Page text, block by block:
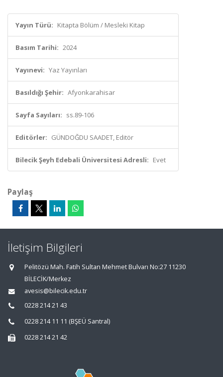
Yayın Türü: Kitapta Bölüm / Mesleki Kitap
Basım Tarihi: 2024
Yayınevi: Yaz Yayınları
Basıldığı Şehir: Afyonkarahisar
Sayfa Sayıları: ss.89-106
Editörler: GÜNDOĞDU SAADET, Editör
Bilecik Şeyh Edebali Üniversitesi Adresli: Evet
Paylaş
İletişim Bilgileri
Pelitözü Mah. Fatih Sultan Mehmet Bulvarı No:27 11230
BİLECİK/Merkez
avesis@bilecik.edu.tr
0228 214 21 43
0228 214 11 11 (BŞEÜ Santral)
0228 214 21 42